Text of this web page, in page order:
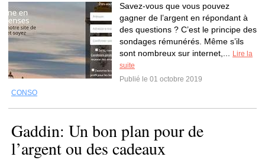
Savez-vous que vous pouvez
gagner de l’argent en répondant à
des questions ? C’est le principe des
sondages rémunérés. Même s’ils
sont nombreux sur internet,...
Lire la
suite
Publié le 01 octobre 2019
CONSO
Gaddin: Un bon plan pour de
l’argent ou des cadeaux